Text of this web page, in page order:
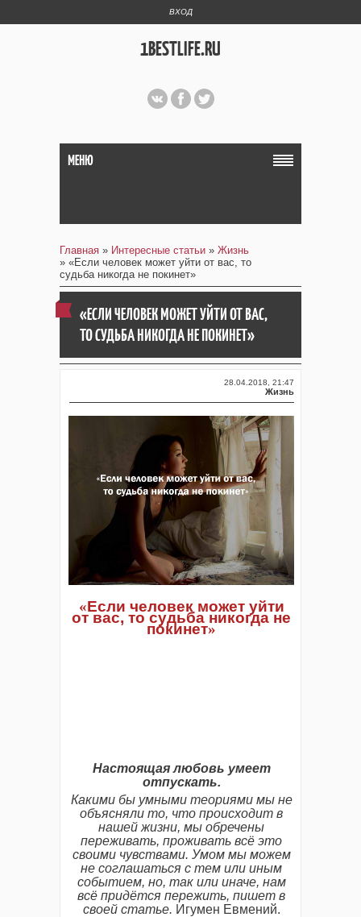
ВХОД
1BESTLIFE.RU
МЕНЮ
Главная » Интересные статьи » Жизнь
» «Если человек может уйти от вас, то
судьба никогда не покинет»
«ЕСЛИ ЧЕЛОВЕК МОЖЕТ УЙТИ ОТ ВАС,
ТО СУДЬБА НИКОГДА НЕ ПОКИНЕТ»
28.04.2018, 21:47
Жизнь
«Если человек может уйти
от вас, то судьба никогда не
покинет»
Настоящая любовь умеет
отпускать.
Какими бы умными теориями мы не
объясняли то, что происходит в
нашей жизни, мы обречены
переживать, проживать всё это
своими чувствами. Умом мы можем
не соглашаться с тем или иным
событием, но, так или иначе, нам
всё придётся пережить, пишет в
своей статье. Игумен Евмений.